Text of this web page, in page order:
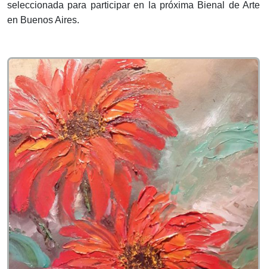
seleccionada para participar en la próxima Bienal de Arte
en Buenos Aires.